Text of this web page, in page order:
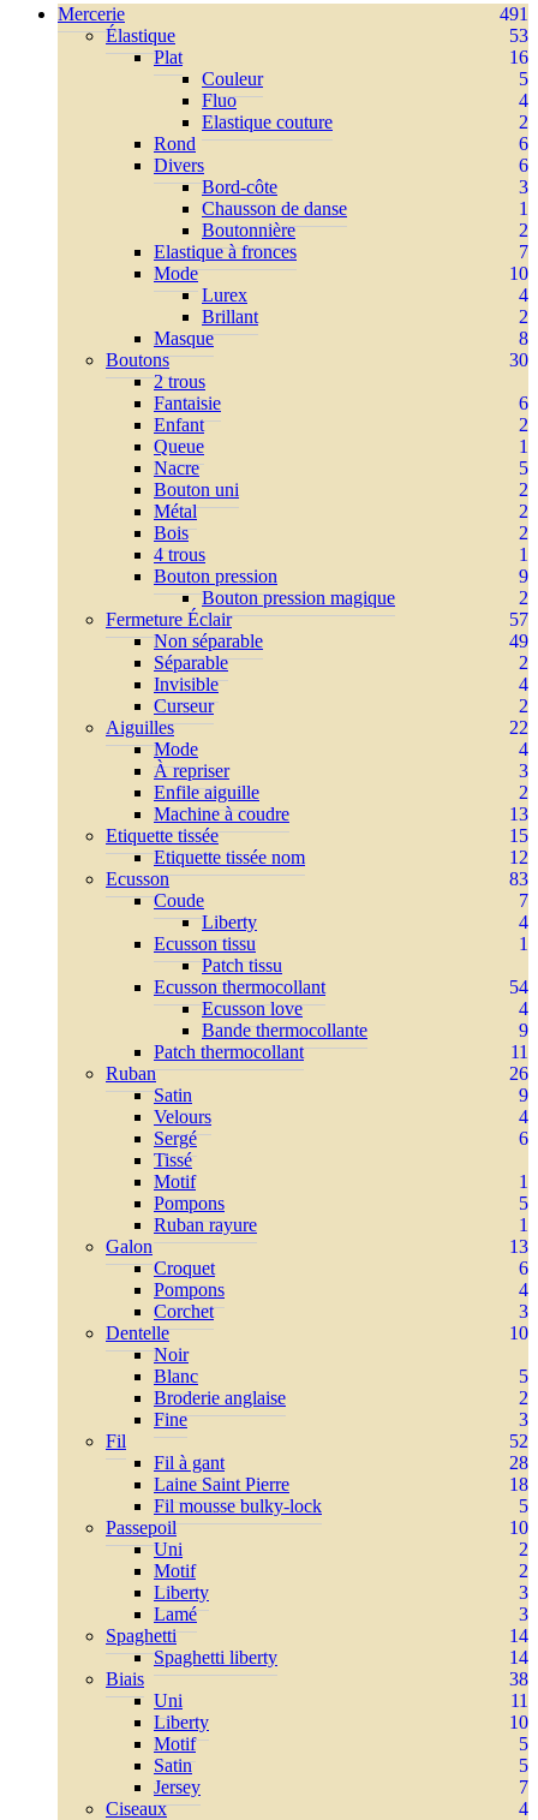
Mercerie
491
Élastique
53
Plat
16
Couleur
5
Fluo
4
Elastique couture
2
Rond
6
Divers
6
Bord-côte
3
Chausson de danse
1
Boutonnière
2
Elastique à fronces
7
Mode
10
Lurex
4
Brillant
2
Masque
8
Boutons
30
2 trous
Fantaisie
6
Enfant
2
Queue
1
Nacre
5
Bouton uni
2
Métal
2
Bois
2
4 trous
1
Bouton pression
9
Bouton pression magique
2
Fermeture Éclair
57
Non séparable
49
Séparable
2
Invisible
4
Curseur
2
Aiguilles
22
Mode
4
À repriser
3
Enfile aiguille
2
Machine à coudre
13
Etiquette tissée
15
Etiquette tissée nom
12
Ecusson
83
Coude
7
Liberty
4
Ecusson tissu
1
Patch tissu
Ecusson thermocollant
54
Ecusson love
4
Bande thermocollante
9
Patch thermocollant
11
Ruban
26
Satin
9
Velours
4
Sergé
6
Tissé
Motif
1
Pompons
5
Ruban rayure
1
Galon
13
Croquet
6
Pompons
4
Corchet
3
Dentelle
10
Noir
Blanc
5
Broderie anglaise
2
Fine
3
Fil
52
Fil à gant
28
Laine Saint Pierre
18
Fil mousse bulky-lock
5
Passepoil
10
Uni
2
Motif
2
Liberty
3
Lamé
3
Spaghetti
14
Spaghetti liberty
14
Biais
38
Uni
11
Liberty
10
Motif
5
Satin
5
Jersey
7
Ciseaux
4